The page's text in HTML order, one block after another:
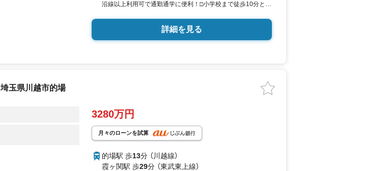
沿線以上利用可で通勤通学に便利！□小学校まで徒歩10分と安
買い物できます。 ■駐車スペース２台分で駐車も楽々でき、急
な来客時も安心して駐車いただけます。■TVモニター付きイン
ターホンは録画機能付きで防犯にも役立ちます。■雨の日や夜
詳細を見る
埼玉県川越市的場
3280万円
月々のローンを試算
的場駅 歩13分 （川越線）
霞ヶ関駅 歩29分 （東武東上線）